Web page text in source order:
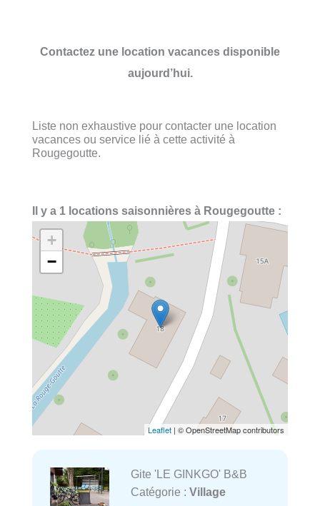
Contactez une location vacances disponible
aujourd’hui.
Liste non exhaustive pour contacter une location
vacances ou service lié à cette activité à
Rougegoutte.
Il y a 1 locations saisonnières à Rougegoutte :
+
−
Leaflet | © OpenStreetMap contributors
Gite 'LE GINKGO' B&B
Catégorie : Village